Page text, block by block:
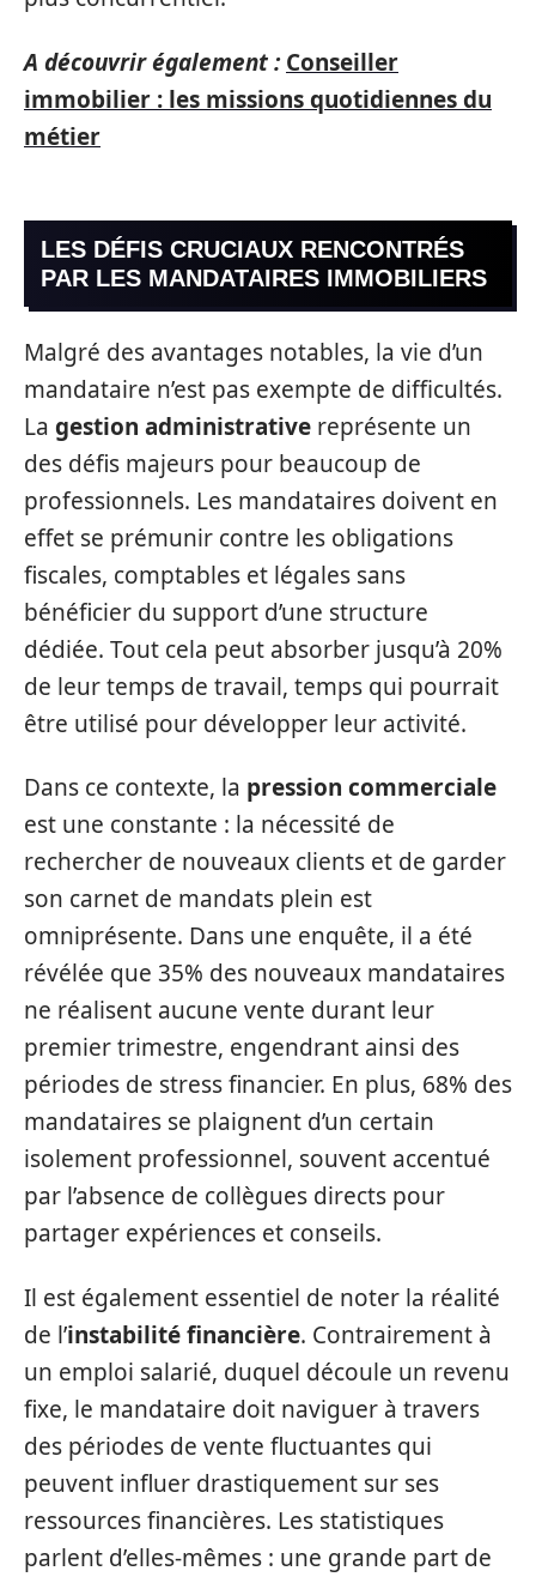
A découvrir également : Conseiller
immobilier : les missions quotidiennes du
métier
LES DÉFIS CRUCIAUX RENCONTRÉS
PAR LES MANDATAIRES IMMOBILIERS
Malgré des avantages notables, la vie d’un
mandataire n’est pas exempte de difficultés.
La gestion administrative représente un
des défis majeurs pour beaucoup de
professionnels. Les mandataires doivent en
effet se prémunir contre les obligations
fiscales, comptables et légales sans
bénéficier du support d’une structure
dédiée. Tout cela peut absorber jusqu’à 20%
de leur temps de travail, temps qui pourrait
être utilisé pour développer leur activité.
Dans ce contexte, la pression commerciale
est une constante : la nécessité de
rechercher de nouveaux clients et de garder
son carnet de mandats plein est
omniprésente. Dans une enquête, il a été
révélée que 35% des nouveaux mandataires
ne réalisent aucune vente durant leur
premier trimestre, engendrant ainsi des
périodes de stress financier. En plus, 68% des
mandataires se plaignent d’un certain
isolement professionnel, souvent accentué
par l’absence de collègues directs pour
partager expériences et conseils.
Il est également essentiel de noter la réalité
de l’instabilité financière. Contrairement à
un emploi salarié, duquel découle un revenu
fixe, le mandataire doit naviguer à travers
des périodes de vente fluctuantes qui
peuvent influer drastiquement sur ses
ressources financières. Les statistiques
parlent d’elles-mêmes : une grande part de